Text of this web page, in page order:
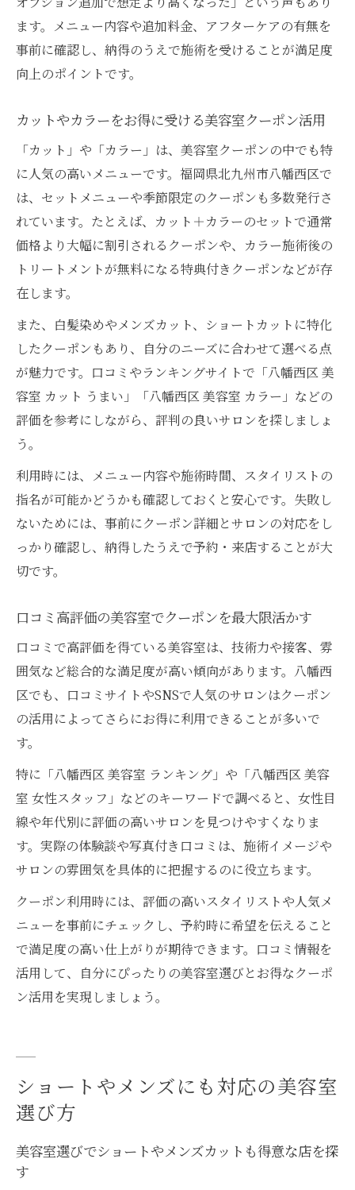
ます。メニュー内容や追加料金、アフターケアの有無を
事前に確認し、納得のうえで施術を受けることが満足度
向上のポイントです。
カットやカラーをお得に受ける美容室クーポン活用
「カット」や「カラー」は、美容室クーポンの中でも特
に人気の高いメニューです。福岡県北九州市八幡西区で
は、セットメニューや季節限定のクーポンも多数発行さ
れています。たとえば、カット＋カラーのセットで通常
価格より大幅に割引されるクーポンや、カラー施術後の
トリートメントが無料になる特典付きクーポンなどが存
在します。
また、白髪染めやメンズカット、ショートカットに特化
したクーポンもあり、自分のニーズに合わせて選べる点
が魅力です。口コミやランキングサイトで「八幡西区 美
容室 カット うまい」「八幡西区 美容室 カラー」などの
評価を参考にしながら、評判の良いサロンを探しましょ
う。
利用時には、メニュー内容や施術時間、スタイリストの
指名が可能かどうかも確認しておくと安心です。失敗し
ないためには、事前にクーポン詳細とサロンの対応をし
っかり確認し、納得したうえで予約・来店することが大
切です。
口コミ高評価の美容室でクーポンを最大限活かす
口コミで高評価を得ている美容室は、技術力や接客、雰
囲気など総合的な満足度が高い傾向があります。八幡西
区でも、口コミサイトやSNSで人気のサロンはクーポン
の活用によってさらにお得に利用できることが多いで
す。
特に「八幡西区 美容室 ランキング」や「八幡西区 美容
室 女性スタッフ」などのキーワードで調べると、女性目
線や年代別に評価の高いサロンを見つけやすくなりま
す。実際の体験談や写真付き口コミは、施術イメージや
サロンの雰囲気を具体的に把握するのに役立ちます。
クーポン利用時には、評価の高いスタイリストや人気メ
ニューを事前にチェックし、予約時に希望を伝えること
で満足度の高い仕上がりが期待できます。口コミ情報を
活用して、自分にぴったりの美容室選びとお得なクーポ
ン活用を実現しましょう。
ショートやメンズにも対応の美容室
選び方
美容室選びでショートやメンズカットも得意な店を探
す